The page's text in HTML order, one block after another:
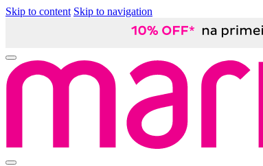
Skip to content Skip to navigation